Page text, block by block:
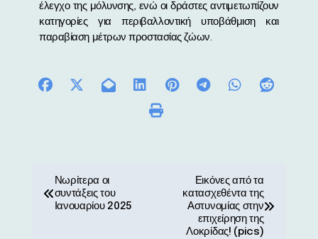
έλεγχο της μόλυνσης, ενώ οι δράστες αντιμετωπίζουν
κατηγορίες για περιβαλλοντική υποβάθμιση και
παραβίαση μέτρων προστασίας ζώων.
Νωρίτερα οι
συντάξεις του
Ιανουαρίου 2025
Εικόνες από τα
κατασχεθέντα της
Αστυνομίας στην
επιχείρηση της
Λοκρίδας! (pics)